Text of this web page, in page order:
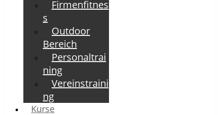
Firmenfitnes
s
Outdoor
Bereich
Personaltrai
ning
Vereinstraini
ng
Kurse